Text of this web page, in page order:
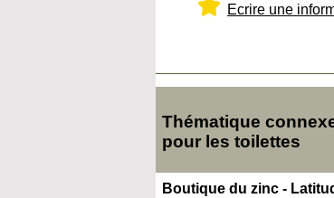
Ecrire une
Thématique
pour les toilettes
Boutique du zinc -